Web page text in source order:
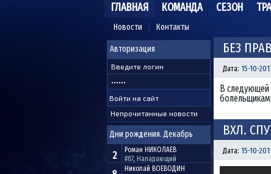
ГЛАВНАЯ
Новости Контакты
КОМАНДА СЕЗОН
Авторизация
Непрочитанные новости
Дни рождения. Декабрь
2 Роман НИКОЛАЕВ
#87, Нападающий
Николай ВОЕВОДИН
БЕЗ
Дата: 15-10-
В следующей
ВХЛ.
Дата: 15-10-